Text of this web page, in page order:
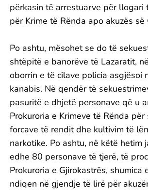
përkasin të arrestuarve për llogari
për Krime të Rënda apo akuzës së
Po ashtu, mësohet se do të
shtëpitë e banorëve të Lazaratit,
oborrin e të cilave policia asgjësoi
kanabis. Në qendër të
pasuritë e dhjetë personave që u
Prokuroria e Krimeve të Rënda për
forcave të rendit dhe kultivim të
narkotike. Po ashtu, në këtë hetim
edhe 80 personave të tjerë, të
Prokuroria e Gjirokastrës, shumica
ndiqen në gjendje të lirë për